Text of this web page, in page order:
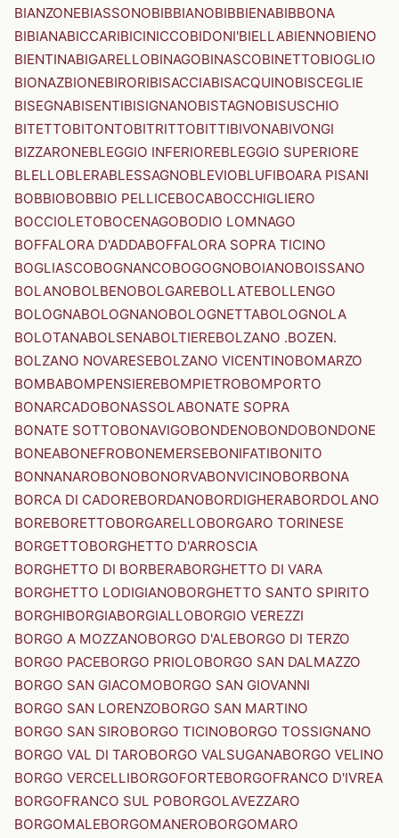
BIANZONEBIASSONOBIBBIANOBIBBIENABIBBONA
BIBIANABICCARIBICINICCOBIDONI'BIELLABIENNOBIENO
BIENTINABIGARELLOBINAGOBINASCOBINETTOBIOGLIO
BIONAZBIONEBIRORIBISACCIABISACQUINOBISCEGLIE
BISEGNABISENTIBISIGNANOBISTAGNOBISUSCHIO
BITETTOBITONTOBITRITTOBITTIBIVONABIVONGI
BIZZARONEBLEGGIO INFERIOREBLEGGIO SUPERIORE
BLELLOBLERABLESSAGNOBLEVIOBLUFIBOARA PISANI
BOBBIOBOBBIO PELLICEBOCABOCCHIGLIERO
BOCCIOLETOBOCENAGOBODIO LOMNAGO
BOFFALORA D'ADDABOFFALORA SOPRA TICINO
BOGLIASCOBOGNANCOBOGOGNOBOIANOBOISSANO
BOLANOBOLBENOBOLGAREBOLLATEBOLLENGO
BOLOGNABOLOGNANOBOLOGNETTABOLOGNOLA
BOLOTANABOLSENABOLTIEREBOLZANO .BOZEN.
BOLZANO NOVARESEBOLZANO VICENTINOBOMARZO
BOMBABOMPENSIEREBOMPIETROBOMPORTO
BONARCADOBONASSOLABONATE SOPRA
BONATE SOTTOBONAVIGOBONDENOBONDOBONDONE
BONEABONEFROBONEMERSEBONIFATIBONITO
BONNANAROBONOBONORVABONVICINOBORBONA
BORCA DI CADOREBORDANOBORDIGHERABORDOLANO
BOREBORETTOBORGARELLOBORGARO TORINESE
BORGETTOBORGHETTO D'ARROSCIA
BORGHETTO DI BORBERABORGHETTO DI VARA
BORGHETTO LODIGIANOBORGHETTO SANTO SPIRITO
BORGHIBORGIABORGIALLOBORGIO VEREZZI
BORGO A MOZZANOBORGO D'ALEBORGO DI TERZO
BORGO PACEBORGO PRIOLOBORGO SAN DALMAZZO
BORGO SAN GIACOMOBORGO SAN GIOVANNI
BORGO SAN LORENZOBORGO SAN MARTINO
BORGO SAN SIROBORGO TICINOBORGO TOSSIGNANO
BORGO VAL DI TAROBORGO VALSUGANABORGO VELINO
BORGO VERCELLIBORGOFORTEBORGOFRANCO D'IVREA
BORGOFRANCO SUL POBORGOLAVEZZARO
BORGOMALEBORGOMANEROBORGOMARO